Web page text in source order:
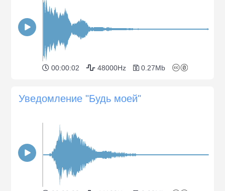
00:00:02 48000Hz 0.27Mb
Уведомление "Будь моей"